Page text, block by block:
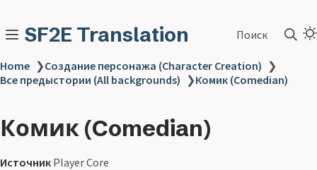
SF2E Translation Поиск
Home ❯Создание персонажа (Character Creation) ❯
Все предыстории (All backgrounds) ❯Комик (Comedian)
Комик (Comedian)
Источник Player Core